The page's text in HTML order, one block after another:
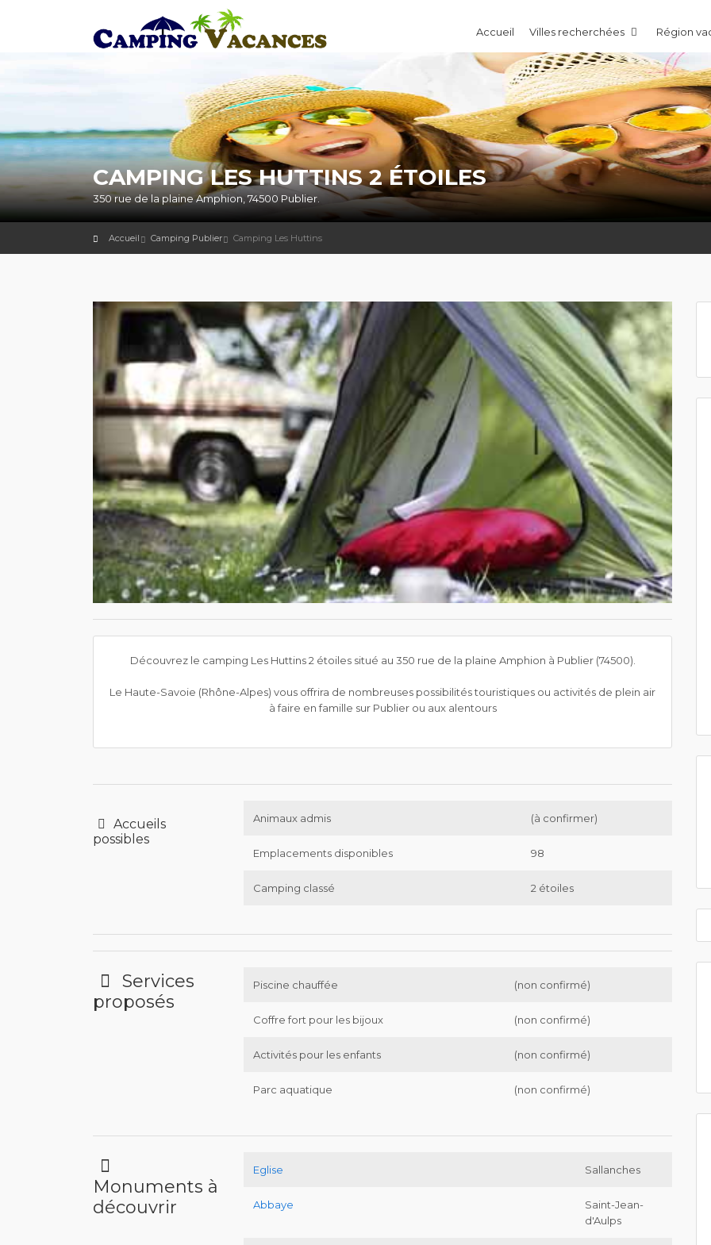
Accueil Villes recherchées Région
CAMPING LES HUTTINS 2 ÉTOILES
350 rue de la plaine Amphion, 74500 Publier.
Accueil Camping Publier Camping Les Huttins
Découvrez le camping Les Huttins 2 étoiles situé au 350 rue de la plaine Amphion à Publier (74500).
Le Haute-Savoie (Rhône-Alpes) vous offrira de nombreuses possibilités touristiques ou activités de plein air
à faire en famille sur Publier ou aux alentours
Accueils
possibles
Animaux admis (à confirmer)
Emplacements disponibles 98
Camping classé 2 étoiles
Services
proposés
Piscine chauffée (non confirmé)
Coffre fort pour les bijoux (non confirmé)
Activités pour les enfants (non confirmé)
Parc aquatique (non confirmé)
Monuments à
découvrir
Eglise Sallanches
Abbaye
Saint-Jean-
d'Aulps